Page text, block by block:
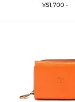
¥51,700 -